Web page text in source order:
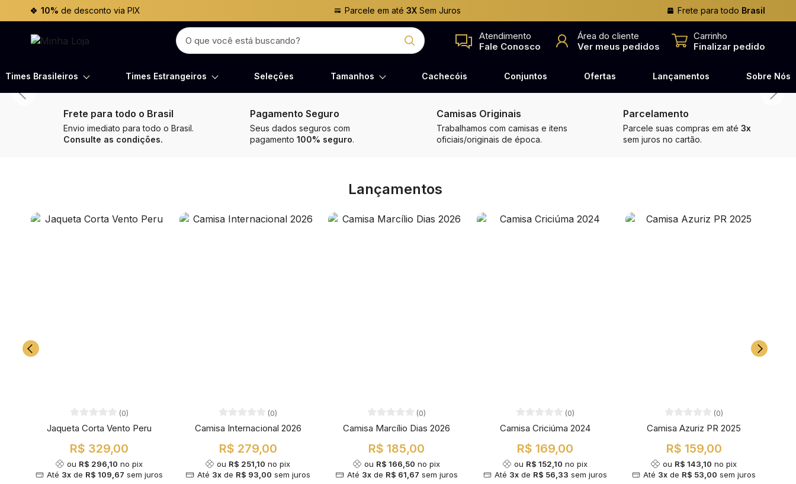
10% de desconto via PIX Parcele em até3X Sem Juros Frete para todo Brasil
Atendimento
Fale Conosco
Área do cliente
Ver meus pedidos
Carrinho
Finalizar pedido
Times Brasileiros Times Estrangeiros Seleções Tamanhos Cachecóis Conjuntos Ofertas Lançamentos Sobre Nós
Frete para todo o Brasil
Envio imediato para todo o Brasil.
Consulte as condições.
Pagamento Seguro
Seus dados seguros com
pagamento 100% seguro.
Camisas Originais
Trabalhamos com camisas e itens
oficiais/originais de época.
Parcelamento
Parcele suas compras em até 3x
sem juros no cartão.
Lançamentos
(0)
Jaqueta Corta Vento Peru
R$ 329,00
ou R$ 296,10 no pix
Até 3x de R$ 109,67 sem juros
(0)
Camisa Internacional 2026
R$ 279,00
ou R$ 251,10 no pix
Até 3xde R$ 93,00 sem juros
(0)
Camisa Marcílio Dias 2026
R$ 185,00
ou R$ 166,50 no pix
Até 3xde R$ 61,67 sem juros
(0)
Camisa Criciúma 2024
R$ 169,00
ou R$ 152,10 no pix
Até 3x de R$ 56,33 sem juros
(0)
Camisa Azuriz PR 2025
R$ 159,00
ou R$ 143,10 no pix
Até 3x de R$ 53,00 sem juros